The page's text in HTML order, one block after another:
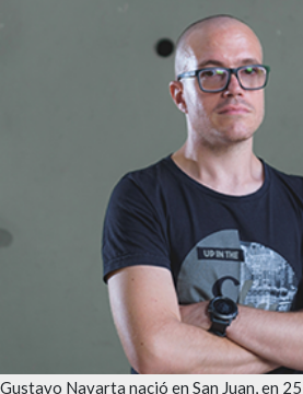
Gustavo Navarta nació en San Juan, en